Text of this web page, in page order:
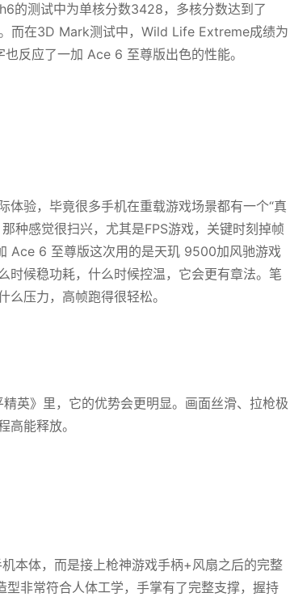
的测试中为单核分数3428，多核分数达到了
而在3D Mark测试中，Wild Life Extreme成绩为
反应了一加 Ace 6 至尊版出色的性能。
验，毕竟很多手机在重载游戏场景都有一个“真
种感觉很扫兴，尤其是FPS游戏，关键时刻掉帧
Ace 6 至尊版这次用的是天玑 9500加风驰游戏
时候稳功耗，什么时候控温，它会更有章法。笔
压力，高帧跑得很轻松。
英》里，它的优势会更明显。画面丝滑、拉枪极
高能释放。
本体，而是接上枪神游戏手柄+风扇之后的完整
型非常符合人体工学，手掌有了完整支撑，握持